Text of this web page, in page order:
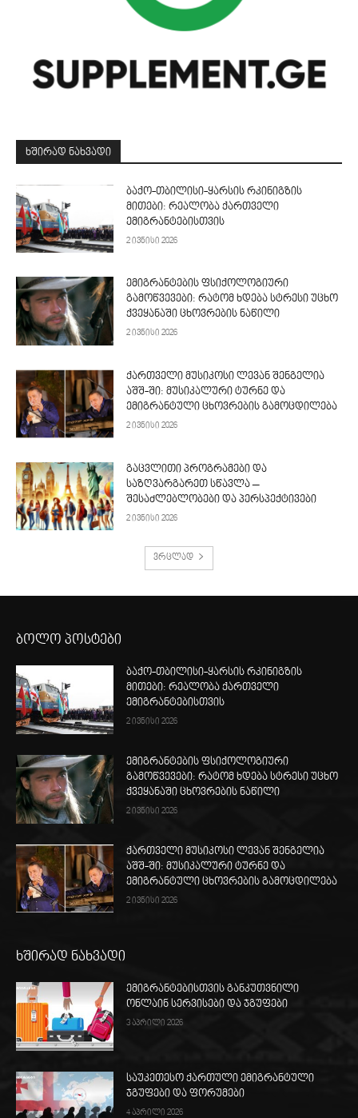
ᲮᲨᲘᲠᲐᲓ ᲜᲐᲮᲕᲐᲓᲘ
ბაქო-თბილისი-ყარსის რკინიგზის
მითები: რეალობა ქართველი
ემიგრანტებისთვის
2 ივნისი 2026
ემიგრანტების ფსიქოლოგიური
გამოწვევები: რატომ ხდება სტრესი უცხო
ქვეყანაში ცხოვრების ნაწილი
2 ივნისი 2026
ქართველი მუსიკოსი ლევან შენგელია
აშშ-ში: მუსიკალური ტურნე და
ემიგრანტული ცხოვრების გამოცდილება
2 ივნისი 2026
გაცვლითი პროგრამები და
საზღვარგარეთ სწავლა –
შესაძლებლობები და პერსპექტივები
2 ივნისი 2026
ვრცლად
ბოლო პოსტები
ბაქო-თბილისი-ყარსის რკინიგზის
მითები: რეალობა ქართველი
ემიგრანტებისთვის
2 ივნისი 2026
ემიგრანტების ფსიქოლოგიური
გამოწვევები: რატომ ხდება სტრესი უცხო
ქვეყანაში ცხოვრების ნაწილი
2 ივნისი 2026
ქართველი მუსიკოსი ლევან შენგელია
აშშ-ში: მუსიკალური ტურნე და
ემიგრანტული ცხოვრების გამოცდილება
2 ივნისი 2026
ხშირად ნახვადი
ემიგრანტებისთვის განკუთვნილი
ონლაინ სერვისები და ჯგუფები
3 აპრილი 2026
საუკეთესო ქართული ემიგრანტული
ჯგუფები და ფორუმები
4 აპრილი 2026